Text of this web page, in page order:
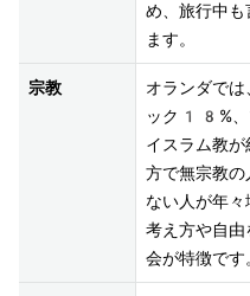
め、旅行中
ます。
宗教
オランダで
ック18%、
イスラム教
方で無宗教
ない人が年
考え方や自
会が特徴です